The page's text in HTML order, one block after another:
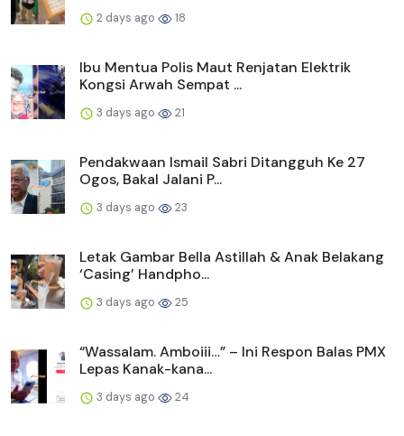
2 days ago 18
Ibu Mentua Polis Maut Renjatan Elektrik
Kongsi Arwah Sempat ...
3 days ago 21
Pendakwaan Ismail Sabri Ditangguh Ke 27
Ogos, Bakal Jalani P...
3 days ago 23
Letak Gambar Bella Astillah & Anak Belakang
‘Casing’ Handpho...
3 days ago 25
“Wassalam. Amboiii…” – Ini Respon Balas PMX
Lepas Kanak-kana...
3 days ago 24